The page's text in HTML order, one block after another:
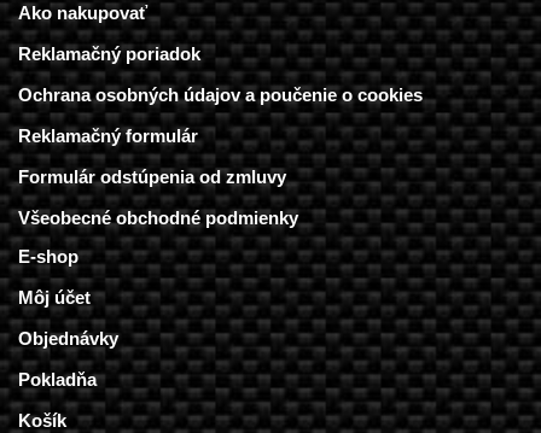
Ako nakupovať
Reklamačný poriadok
Ochrana osobných údajov a poučenie o cookies
Reklamačný formulár
Formulár odstúpenia od zmluvy
Všeobecné obchodné podmienky
E-shop
Môj účet
Objednávky
Pokladňa
Košík